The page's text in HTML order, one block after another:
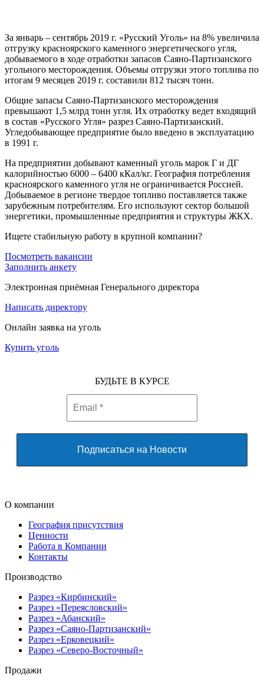
За январь – сентябрь 2019 г. «Русский Уголь» на 8% увеличила
отгрузку красноярского каменного энергетического угля,
добываемого в ходе отработки запасов Саяно-Партизанского
угольного месторождения. Объемы отгрузки этого топлива по
итогам 9 месяцев 2019 г. составили 812 тысяч тонн.
Общие запасы Саяно-Партизанского месторождения
превышают 1,5 млрд тонн угля. Их отработку ведет входящий
в состав «Русского Угля» разрез Саяно-Партизанский.
Угледобывающее предприятие было введено в эксплуатацию
в 1991 г.
На предприятии добывают каменный уголь марок Г и ДГ
калорийностью 6000 – 6400 кКал/кг. География потребления
красноярского каменного угля не ограничивается Россией.
Добываемое в регионе твердое топливо поставляется также
зарубежным потребителям. Его используют сектор большой
энергетики, промышленные предприятия и структуры ЖКХ.
Ищете стабильную работу в крупной компании?
Посмотреть вакансии
Заполнить анкету
Электронная приёмная Генерального директора
Написать директору
Онлайн заявка на уголь
Купить уголь
БУДЬТЕ В КУРСЕ
О компании
География присутствия
Ценности
Работа в Компании
Контакты
Производство
Разрез «Кирбинский»
Разрез «Переясловский»
Разрез «Абанский»
Разрез «Саяно-Партизанский»
Разрез «Ерковецкий»
Разрез «Северо-Восточный»
Продажи